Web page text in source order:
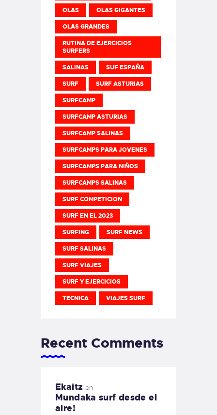
OLAS OLAS GIGANTES
OLAS GRANDES
RUTINA DE EJERCICIOS
SURFERS
SALINAS SUF ESPAÑA
SURF SURF ASTURIAS
SURFCAMP
SURFCAMP ASTURIAS
SURFCAMP SALINAS
SURFCAMPS PARA JOVENES
SURFCAMPS PARA NIÑOS
SURFCAMPS SALINAS
SURF COMPETICION
SURF EN EL 2023
SURFING SURF NEWS
SURF SALINAS
SURF VIAJES
SURF Y EJERCICIOS
TECNICA VIAJES SURF
Recent Comments
Ekaitz en
Mundaka surf desde el
aire!